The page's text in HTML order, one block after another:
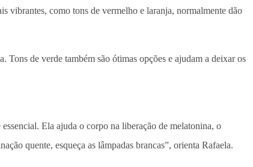
vibrantes, como tons de vermelho e laranja, normalmente dão
de verde também são ótimas opções e ajudam a deixar os
Ela ajuda o corpo na liberação de melatonina, o
quente, esqueça as lâmpadas brancas”, orienta Rafaela.